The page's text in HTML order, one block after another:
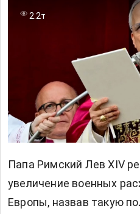
2.2т
Папа Римский Лев XIV
увеличение военных
Европы, назвав такую